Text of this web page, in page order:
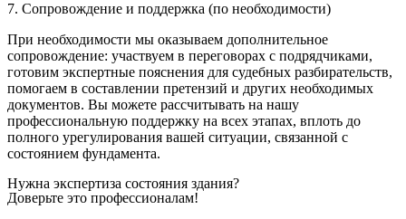
7. Сопровождение и поддержка (по необходимости)
При необходимости мы оказываем дополнительное
сопровождение: участвуем в переговорах с подрядчиками,
готовим экспертные пояснения для судебных разбирательств,
помогаем в составлении претензий и других необходимых
документов. Вы можете рассчитывать на нашу
профессиональную поддержку на всех этапах, вплоть до
полного урегулирования вашей ситуации, связанной с
состоянием фундамента.
Нужна экспертиза состояния здания?
Доверьте это профессионалам!